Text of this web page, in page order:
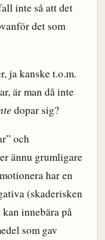
inte så att det
det som
ja kanske t.o.m.
är man då inte
dopar sig?
och
ännu grumligare
har en
(skaderisken
innebära på
som gav